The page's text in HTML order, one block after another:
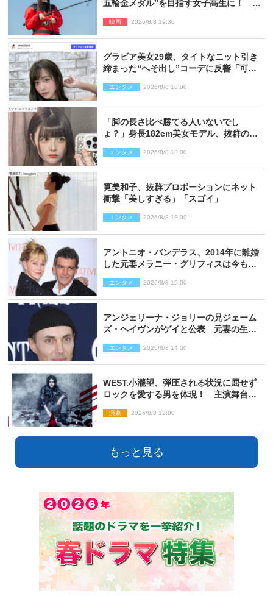
五輪金メダル”を目指す女子高生に！ 映
映画 2026/8/8 19:30
グラビア美女29歳、タイトなニット引き
締まった“へそ出し”コーデに反響「可愛
エンタメ 2026/8/8 18:00
「脚の長さ比べ勝てる人いないでし
ょ？」身長182cm美女モデル、抜群のプ
エンタメ 2026/8/8 18:00
筧美和子、抜群プロポーションにネット
衝撃「美しすぎる」「スゴイ」
エンタメ 2026/8/8 18:00
アントニオ・バンデラス、2014年に離婚
した元妻メラニー・グリフィスは今も
エンタメ 2026/8/8 15:00
アンジェリーナ・ジョリーの兄ジェーム
ズ・ヘイヴンがゲイと公表 元妻の生配
エンタメ 2026/8/8 14:00
WEST.小瀧望、弾圧される状況に屈せず
ロックを愛する男を体現！ 主演舞台
演劇 2026/8/8 12:00
もっと見る